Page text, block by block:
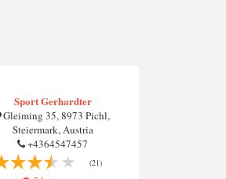
Sport Gerhardter
Gleiming 35, 8973 Pichl,
Steiermark, Austria
+4364547457
(21)